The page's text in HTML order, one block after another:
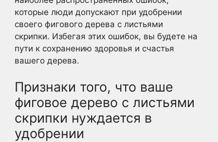
которые люди допускают при удобрении
своего фигового дерева с листьями
скрипки. Избегая этих ошибок, вы будете на
пути к сохранению здоровья и счастья
вашего дерева.
Признаки того, что ваше
фиговое дерево с листьями
скрипки нуждается в
удобрении